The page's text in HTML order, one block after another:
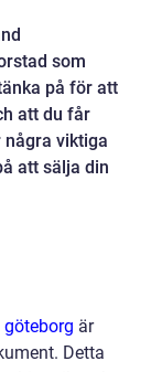
som
på för att
att du får
viktiga
att sälja din
är
Detta